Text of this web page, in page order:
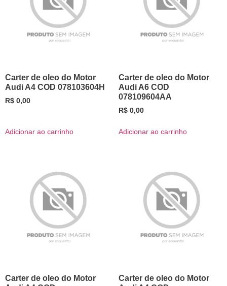
Carter de oleo do Motor
Audi A4 COD 078103604H
R$ 0,00
Adicionar ao carrinho
Carter de oleo do Motor
Audi A6 COD
078109604AA
R$ 0,00
Adicionar ao carrinho
Carter de oleo do Motor
Carter de oleo do Motor